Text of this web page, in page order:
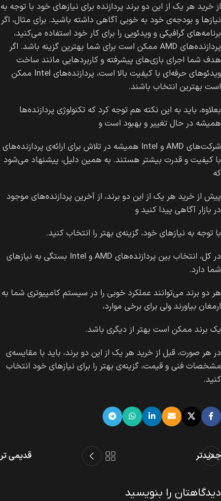
از خرید هر یک از این دو برند پردازنده برای نیازهای خود با توجه به
نیازها و بودجه‌ی خود به خوبی آگاهی داشته باشید. برای مثال، اگر
برنامه‌های گرافیکی و ویدئویی را برای کار خود استفاده می‌کنید،
پردازنده‌های AMD ممکن است برای شما بهترین گزینه باشد. اگر
هدف شما اجرای بازی‌های پیشرفته و کاربردهایی مانند ساخت
ویدئوهای حرفه‌ای با کیفیت بالا است، پردازنده‌های Intel ممکن
است بهترین انتخاب باشند.
بعلاوه، باید به این نکته هم توجه کرد که تکنولوژی پردازنده‌ها
همیشه در حال تغییر و بهبود است و
شرکت‌های AMD و Intel همیشه در تلاش برای ارائه‌ی پردازنده‌های
با کیفیت و قدرت بیشتر هستند. به همین دلیل، پیشنهاد می‌شود
که
پیش از خرید هر یک از این دو برند، از آخرین پردازنده‌های موجود
در بازار آگاهی پیدا کنید و
با توجه به نیازهای خود، گزینه‌ی بهتر را انتخاب کنید.
در کل، انتخاب بین پردازنده‌های AMD و Intel بستگی به نیازهای
شما دارد.
هر دو برند می‌توانند عملکرد خوبی را در سیستم کامپیوتری شما به
ارمغان بیاورند ولی برای برخی موارد،
یک برند ممکن است بهتر از دیگری باشد.
در هر صورت، قبل از خرید هر یک از این دو برند، باید با مقایسه‌ی
مشخصات فنی و قیمت، گزینه‌ی بهتر را برای نیازهای خود انتخاب
کنید.
جدیدتر قدیمی تر
دیدگاهتان را بنویسید